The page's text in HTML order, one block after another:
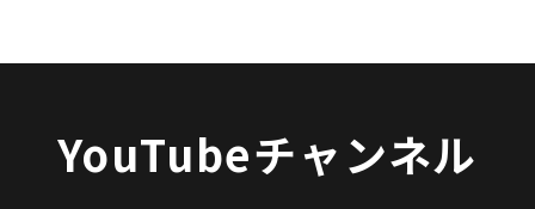
YouTubeチャンネル